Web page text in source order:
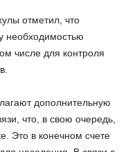
отметил, что
необходимостью
числе для контроля
дополнительную
что, в свою очередь,
Это в конечном счете